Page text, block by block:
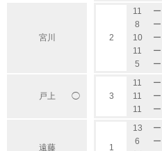
宮川 2
11 ー
8
ー
10
ー
11
ー
5
ー
戸上 ◯ 3
11 ー
11
ー
11
ー
遠藤 1
13 ー
6
ー